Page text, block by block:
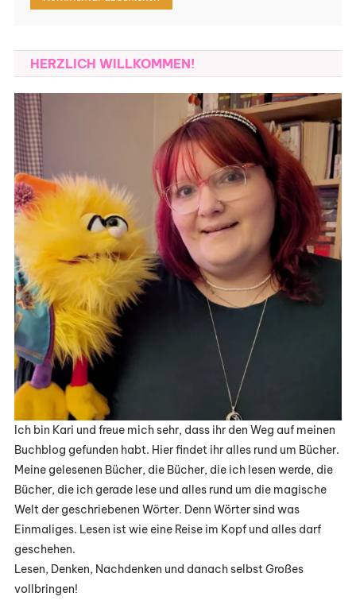
HERZLICH WILLKOMMEN!
Ich bin Kari und freue mich sehr, dass ihr den Weg auf meinen
Buchblog gefunden habt. Hier findet ihr alles rund um Bücher.
Meine gelesenen Bücher, die Bücher, die ich lesen werde, die
Bücher, die ich gerade lese und alles rund um die magische
Welt der geschriebenen Wörter. Denn Wörter sind was
Einmaliges. Lesen ist wie eine Reise im Kopf und alles darf
geschehen.
Lesen, Denken, Nachdenken und danach selbst Großes
vollbringen!